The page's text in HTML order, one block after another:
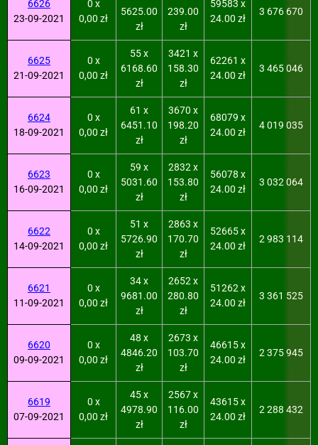
6626
23-09-2021
0 x
0,00 zł
5625.00
zł
239.00
zł
59583 x
24.00 zł
3 676 670
6625
21-09-2021
0 x
0,00 zł
55 x
6168.60
zł
3421 x
158.30
zł
62261 x
24.00 zł
3 465 046
6624
18-09-2021
0 x
0,00 zł
61 x
6451.10
zł
3670 x
198.20
zł
68079 x
24.00 zł
4 019 035
6623
16-09-2021
0 x
0,00 zł
59 x
5031.60
zł
2832 x
153.80
zł
56078 x
24.00 zł
3 032 064
6622
14-09-2021
0 x
0,00 zł
51 x
5726.90
zł
2863 x
170.70
zł
52665 x
24.00 zł
2 983 114
6621
11-09-2021
0 x
0,00 zł
34 x
9681.00
zł
2652 x
280.80
zł
51262 x
24.00 zł
3 361 525
6620
09-09-2021
0 x
0,00 zł
48 x
4846.20
zł
2673 x
103.70
zł
46615 x
24.00 zł
2 375 945
6619
07-09-2021
0 x
0,00 zł
45 x
4978.90
zł
2567 x
116.00
zł
43615 x
24.00 zł
2 288 432